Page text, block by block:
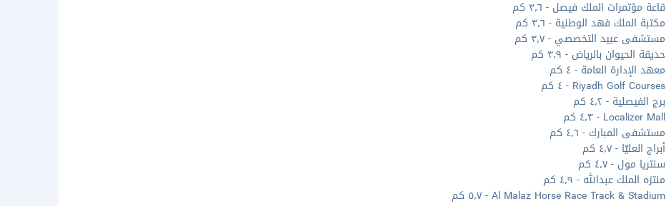
قاعة مؤتمرات الملك فيصل - ٣٫٦ كم
مكتبة الملك فهد الوطنية - ٣٫٦ كم
مستشفى عبيد التخصصي - ٣٫٧ كم
حديقة الحيوان بالرياض - ٣٫٩ كم
معهد الإدارة العامة - ٤ كم
Riyadh Golf Courses - ٤ كم
برج الفيصلية - ٤٫٢ كم
Localizer Mall - ٤٫٣ كم
مستشفى المبارك - ٤٫٦ كم
أبراج العليّا - ٤٫٧ كم
سنتريا مول - ٤٫٧ كم
منتزه الملك عبدالله - ٤٫٩ كم
Al Malaz Horse Race Track & Stadium - ٥٫٧ كم